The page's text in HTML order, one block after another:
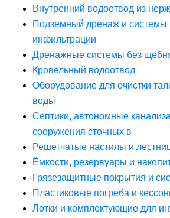
Внутренний водоотвод из
Подземный дренаж и системы
инфильтрации
Дренажные системы без
Кровельный водоотвод
Оборудование для очистки
воды
Септики, автономные
сооружения сточных в
Решетчатые настилы и
Ёмкости, резервуары и
Грязезащитные покрытия и
Пластиковые погреба и
Лотки и комплектующие для